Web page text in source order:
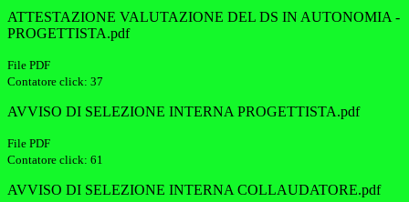
ATTESTAZIONE VALUTAZIONE DEL DS IN AUTONOMIA -
PROGETTISTA.pdf
File PDF
Contatore click: 37
AVVISO DI SELEZIONE INTERNA PROGETTISTA.pdf
File PDF
Contatore click: 61
AVVISO DI SELEZIONE INTERNA COLLAUDATORE.pdf